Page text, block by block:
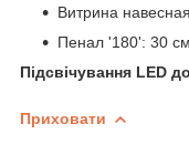
Витрина
Пенал '180': 30
Підсвічування LED
Приховати